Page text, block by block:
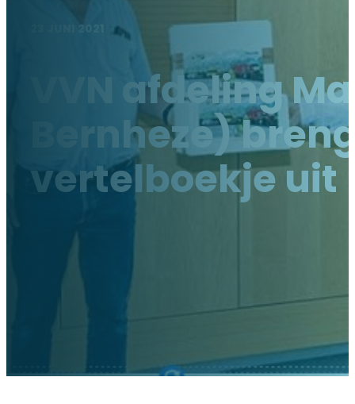
23 JUNI 2021
VVN afdeling
Bernheze)
vertelboekje uit